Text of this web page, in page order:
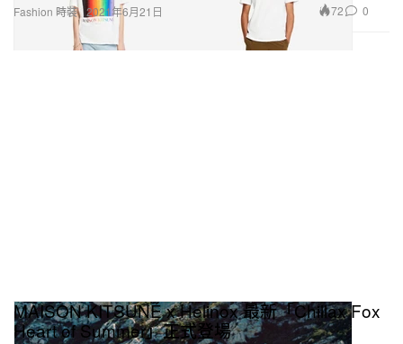
Fashion 時裝 2021年6月21日 72 0
MAISON KITSUNÉ x Helinox 最新「Chillax Fox
Heart of Summer」正式登場